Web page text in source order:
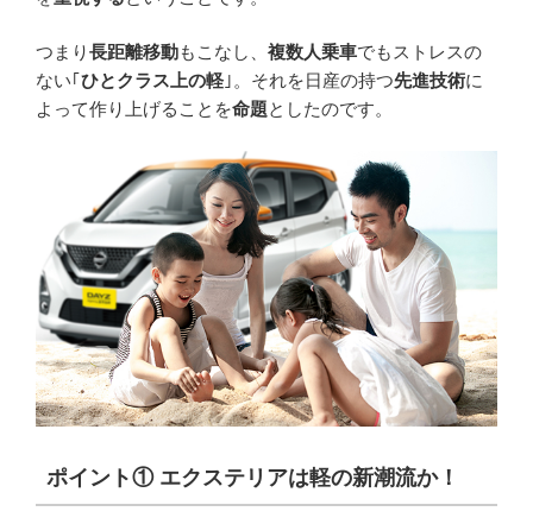
つまり長距離移動もこなし、 複数人乗車でもストレスの
ない｢ひとクラス上の軽 ｣。それを日産の持つ先進技術に
よって作り上げることを命題としたのです。
ポイント①エクステリアは軽の新潮流か！